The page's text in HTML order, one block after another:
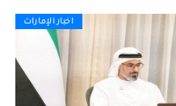
اخبار الإمارات